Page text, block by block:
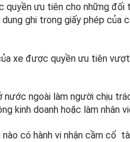
ưu tiên cho những
ghi trong giấy phép của
xe được quyền ưu tiên
ngoài làm người chịu
kinh doanh hoặc làm nhân
có hành vi nhận cầm cố